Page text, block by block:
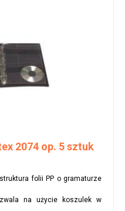
2074 op. 5 sztuk
folii PP o gramaturze
na użycie koszulek w